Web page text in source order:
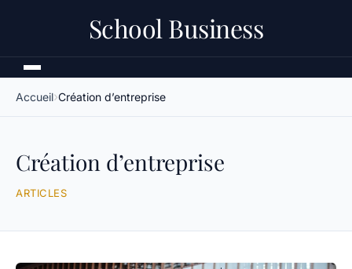
School Business
Accueil Création d’entreprise
Création d’entreprise
ARTICLES